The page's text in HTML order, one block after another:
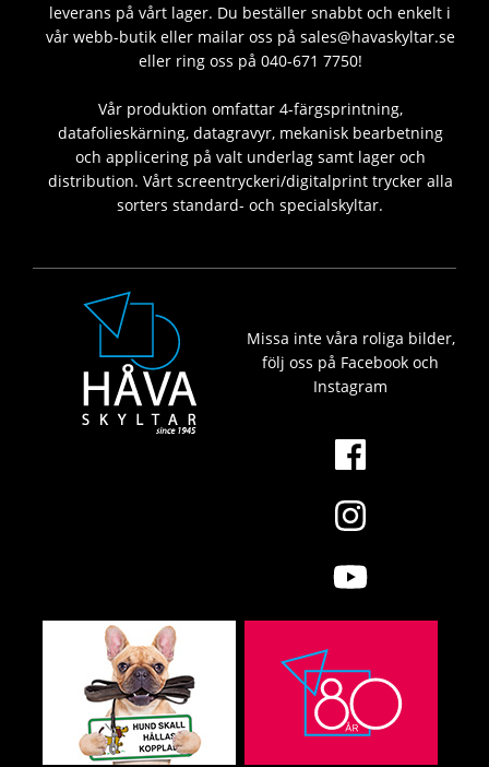
leverans på vårt lager. Du beställer snabbt och enkelt i
vår webb-butik eller mailar oss på sales@havaskyltar.se
eller ring oss på 040-671 7750!
Vår produktion omfattar 4-färgsprintning,
datafolieskärning, datagravyr, mekanisk bearbetning
och applicering på valt underlag samt lager och
distribution. Vårt screentryckeri/digitalprint trycker alla
sorters standard- och specialskyltar.
Missa inte våra roliga bilder,
följ oss på Facebook och
Instagram